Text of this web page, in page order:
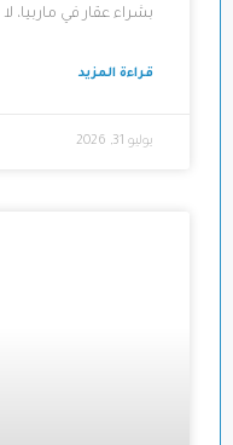
بشراء عقار في ماربيا،
قراءة المزيد
يوليو 31, 2026